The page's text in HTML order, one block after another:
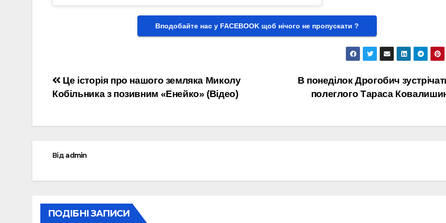
Вподобайте нас у FACEBOOK щоб нічого не пропускати ?
Навігація
В понеділок Дрогобич
полеглого Тараса
Це історія про нашого земляка Миколу
Кобільника з позивним «Енейко» (Відео)
Відadmin
ПОДІБНІ ЗАПИСИ